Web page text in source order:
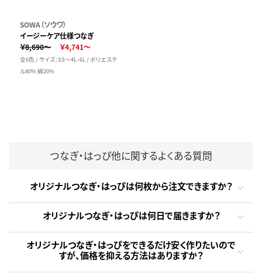
SOWA（ソウワ）
イージーケア仕様つなぎ
￥8,690～
￥4,741～
全6色 / サイズ：SS～4L・6L / ポリエステ
ル80% 綿20%
つなぎ・はっぴ他に関するよくある質問
オリジナルつなぎ・はっぴは何枚から注文できますか？
オリジナルつなぎ・はっぴは何日で届きますか？
オリジナルつなぎ・はっぴをできるだけ安く作りたいので
すが、価格を抑える方法はありますか？